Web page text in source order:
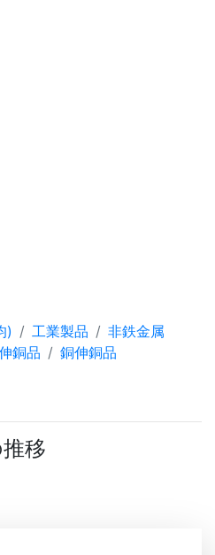
) 工業製品
非鉄金属
銅品 銅伸銅品
移